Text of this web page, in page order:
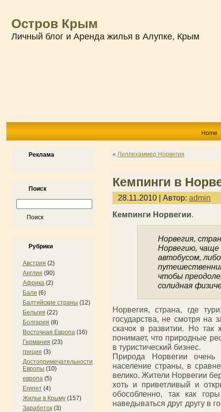
Остров Крым
Личный блог и Аренда жилья в Алупке, Крым
Home
Реклама
Поиск
Рубрики
Австрия (2)
Англия (90)
Африка (2)
Бали (6)
Балтийские страны (12)
Бельгия (22)
Болгария (8)
Восточная Европа (16)
Германия (23)
греция (3)
Достопримечательности
Европы (10)
европа (5)
Египет (4)
Жилье в Крыму (157)
Заработок (3)
« Лиллехаммер Норвегия
Кемпинги в
28.11.2010 | Автор: admin
Кемпинги Норвегии.
Норвегия,
Норвегию, чаще
автобусом,
чтобы
солидная
Норвегия, страна, где
государства, не смотря на
скачок в развитии. Но так
понимает, что природные
в туристический бизнес.
Природа Норвегии
население страны, в
велико. Жители Норвегии
хоть и приветливый и
обособленно, так как
наведываться друг другу в